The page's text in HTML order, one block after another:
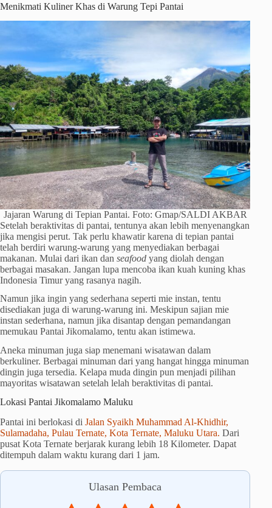
Menikmati Kuliner Khas di Warung Tepi Pantai
Jajaran Warung di Tepian Pantai. Foto: Gmap/SALDI AKBAR
Setelah beraktivitas di pantai, tentunya akan lebih menyenangkan
jika mengisi perut. Tak perlu khawatir karena di tepian pantai
telah berdiri warung-warung yang menyediakan berbagai
makanan. Mulai dari ikan dan seafood yang diolah dengan
berbagai masakan. Jangan lupa mencoba ikan kuah kuning khas
Indonesia Timur yang rasanya nagih.
Namun jika ingin yang sederhana seperti mie instan, tentu
disediakan juga di warung-warung ini. Meskipun sajian mie
instan sederhana, namun jika disantap dengan pemandangan
memukau Pantai Jikomalamo, tentu akan istimewa.
Aneka minuman juga siap menemani wisatawan dalam
berkuliner. Berbagai minuman dari yang hangat hingga minuman
dingin juga tersedia. Kelapa muda dingin pun menjadi pilihan
mayoritas wisatawan setelah lelah beraktivitas di pantai.
Lokasi Pantai Jikomalamo Maluku
Pantai ini berlokasi di Jalan Syaikh Muhammad Al-Khidhir,
Sulamadaha, Pulau Ternate, Kota Ternate, Maluku Utara. Dari
pusat Kota Ternate berjarak kurang lebih 18 Kilometer. Dapat
ditempuh dalam waktu kurang dari 1 jam.
Ulasan Pembaca